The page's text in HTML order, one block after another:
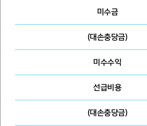
미수금
(대손충당금)
미수수익
선급비용
(대손충당금)